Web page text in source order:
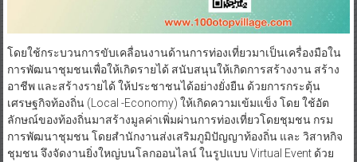
โดยใช้กระบวนการขับเคลื่อนงานด้านการท่องเที่ยวมาเป็นเครื่องมือใน
การพัฒนาชุมชนเพื่อให้เกิดรายได้ สนับสนุนให้เกิดการสร้างงาน สร้าง
อาชีพ และสร้างรายได้ ให้ประชาชนได้อย่างยั่งยืน ด้วยการกระตุ้น
เศรษฐกิจท้องถิ่น (Local -Economy) ให้เกิดความเข้มแข็ง โดย ใช้อัต
ลักษณ์ของท้องถิ่นมาสร้างมูลค่าเพิ่มผ่านการท่องเที่ยวโดยชุมชน กรม
การพัฒนาชุมชน โดยสำนักงานส่งเสริมภูมิปัญญาท้องถิ่น และ วิสาหกิจ
ชุมชน จึงจัดงานยิ่งใหญ่บนโลกออนไลน์ ในรูปแบบ Virtual Event ด้วย